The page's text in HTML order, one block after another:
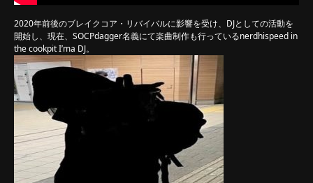
2020年前後のブレイクコア・リバイバルに影響を受け、DJとしての活動を
開始し、現在、SOCPdagger名義にて楽曲制作も行っているnerdhispeed in
the cookpit I’ma DJ。